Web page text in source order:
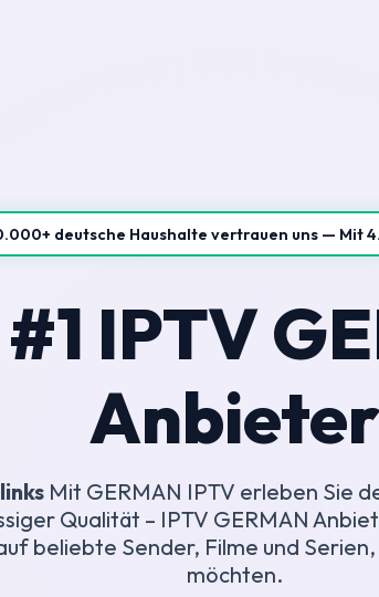
deutsche Haushalte vertrauen uns — Mit
#1 IPTV
Anbieter
Mit GERMAN IPTV erleben Sie
Qualität – IPTV GERMAN
beliebte Sender, Filme und Serien,
möchten.